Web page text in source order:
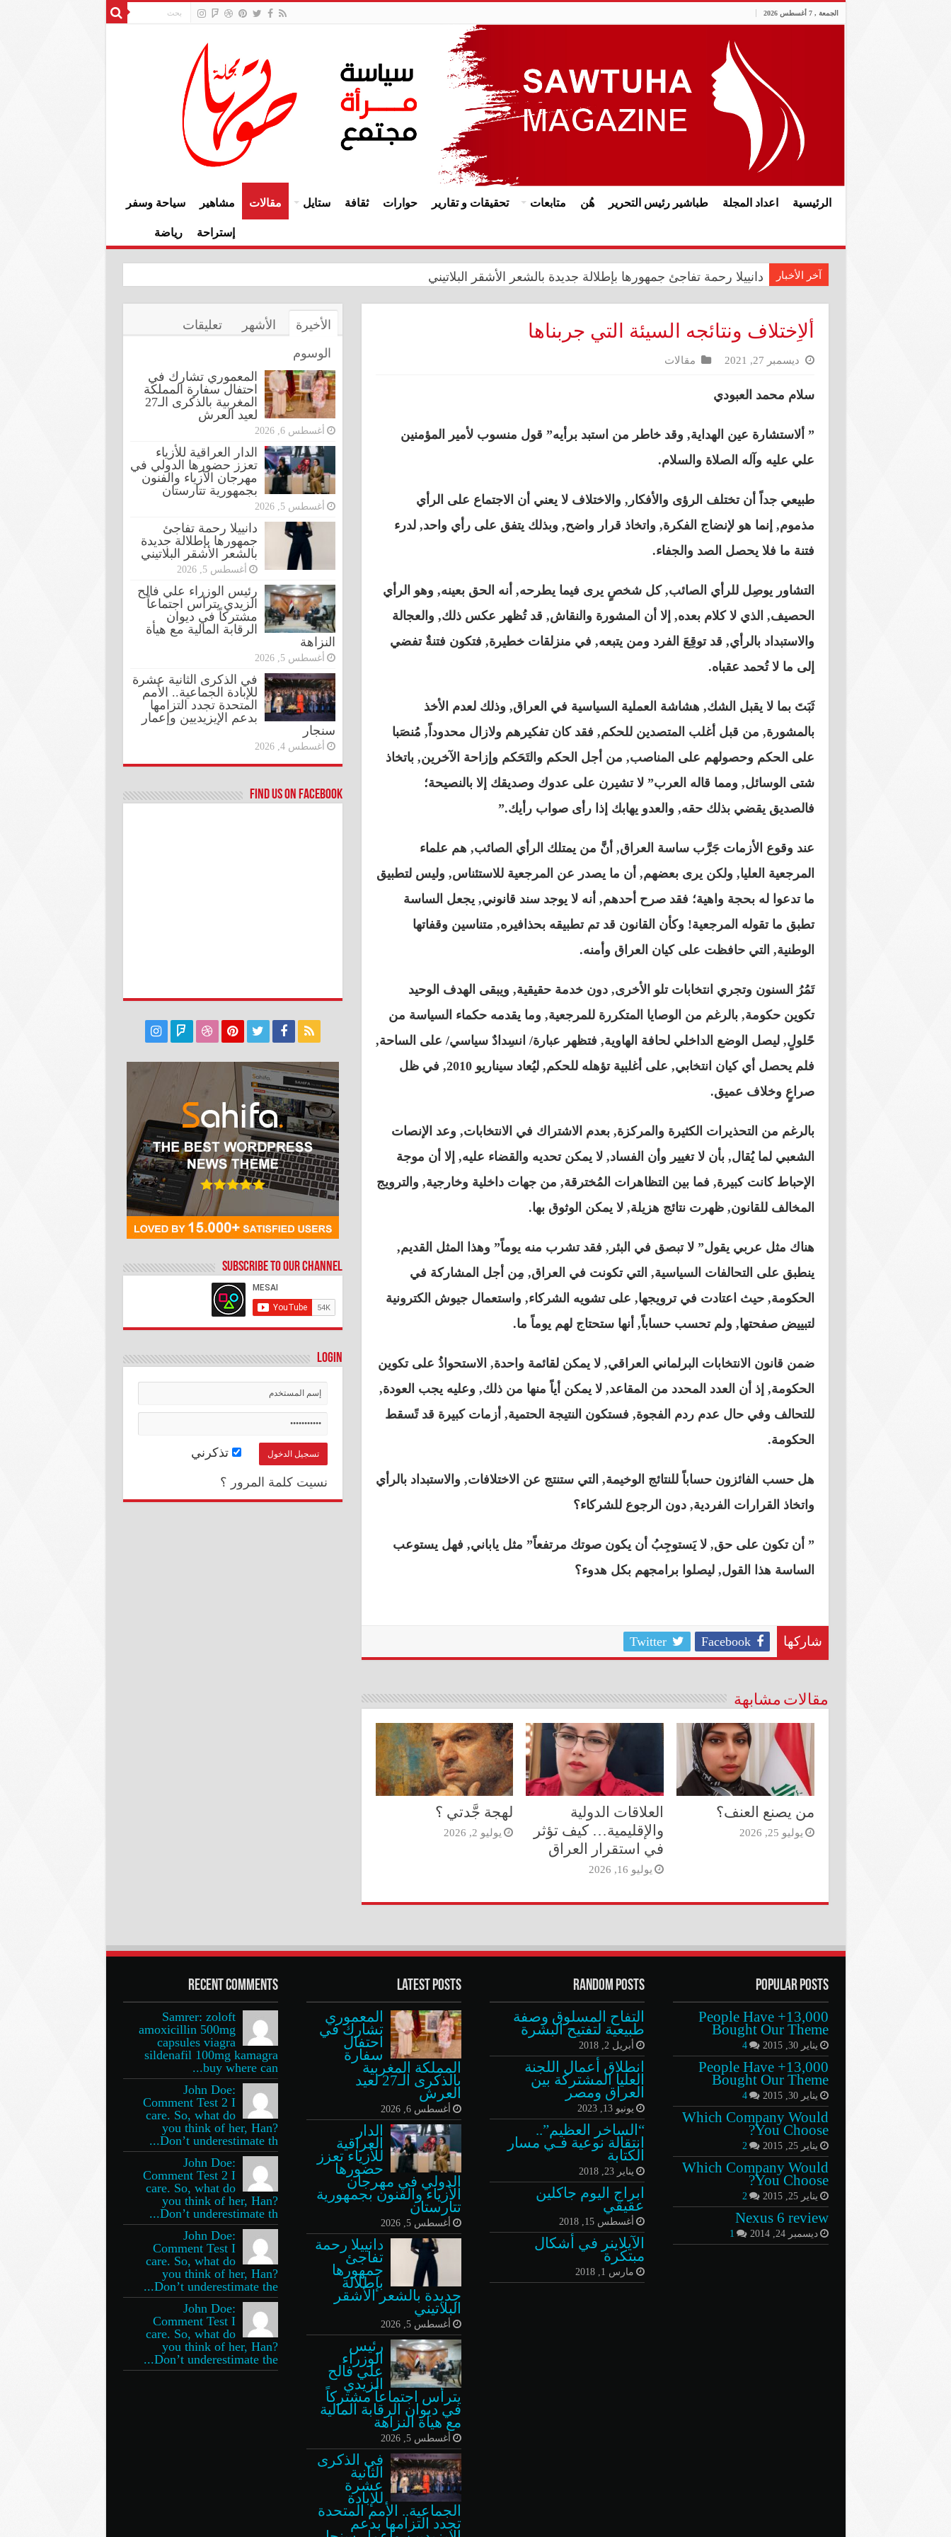
الجمعة , 7 أغسطس 2026
الرئيسية اعداد المجلة طباشير رئيس التحرير هُن متابعات تحقيقات و تقارير حوارات ثقافة ستايل مقالات مشاهير سياحة وسفر
إستراحة رياضة
آخر الأخبار دانييلا رحمة تفاجئ جمهورها بإطلالة جديدة بالشعر الأشقر البلاتيني
رئيس الوزراء علي فالح الزيدي يترأس اجتماعاً مشتركاً في ديوان الرقابة المالية مع هيأة النزاهة
ألاِختلاف ونتائجه السيئة التي جربناها
ديسمبر 27, 2021 مقالات
سلام محمد العبودي
” ألاستشارة عين الهداية, وقد خاطر من استبد برأيه” قول منسوب لأمير المؤمنين
علي عليه وآله الصلاة والسلام.
طبيعي جداً أن تختلف الرؤى والأفكار, والاختلاف لا يعني أن الاجتماع على الرأي
مذموم, إنما هو لإنضاج الفكرة, واتخاذ قرار واضح, وبذلك يتفق على رأي واحد, لدرء
فتنة ما فلا يحصل الصد والجفاء.
التشاور يوصِل للرأي الصائب, كل شخصٍ يرى فيما يطرحه, أنه الحق بعينه, وهو الرأي
الحصيف, الذي لا كلام بعده, إلا أن المشورة والنقاش, قد تُظهر عكس ذلك, والعجالة
والاستبداد بالرأي, قد توقِعَ الفرد ومن يتبعه, في منزلقات خطيرة, فتكون فتنةٌ تفضي
إلى ما لا تُحمد عقباه.
ثَبَتَ بما لا يقبل الشك, هشاشة العملية السياسية في العراق, وذلك لعدم الأخذ
بالمشورة, من قبل أغلب المتصدين للحكم, فقد كان تفكيرهم ولازال محدوداً, مُنصَبا
على الحكم وحصولهم على المناصب, من أجل الحكم والتَحَكم وإزاحة الآخرين, باتخاذ
شتى الوسائل, ومما قاله العرب” لا تشيرن على عدوك وصديقك إلا بالنصيحة؛
فالصديق يقضي بذلك حقه, والعدو يهابك إذا رأى صواب رأيك.”
عند وقوع الأزمات جَرَّب ساسة العراق, أنَّ من يمتلك الرأي الصائب, هم علماء
المرجعية العليا, ولكن يرى بعضهم, أن ما يصدر عن المرجعية للاستئناس, وليس لتطبيق
ما تدعوا له بحجة واهية؛ فقد صرح أحدهم, أنه لا يوجد سند قانوني, يجعل الساسة
تطبق ما تقوله المرجعية! وكأن القانون قد تم تطبيقه بحذافيره, متناسين وقفاتها
الوطنية, التي حافظت على كيان العراق وأمنه.
تَمُرُ السنون وتجري انتخابات تلو الأخرى, دون خدمة حقيقية, ويبقى الهدف الوحيد
تكوين حكومة, بالرغم من الوصايا المتكررة للمرجعية, وما يقدمه حكماء السياسة من
حًلولٍ, ليصل الوضع الداخلي لحافة الهاوية, فتظهر عبارة/ انسِدادٌ سياسي/ على الساحة,
فلم يحصل أي كيان انتخابي, على أغلبية تؤهله للحكم, ليُعاد سيناريو 2010, في ظل
صراعٍ وخلاف عميق.
بالرغم من التحذيرات الكثيرة والمركزة, بعدم الاشتراك في الانتخابات, وعد الإنصات
الشعبي لما يُقال, بأن لا تغيير وأن الفساد, لا يمكن تحديه والقضاء عليه, إلا أن موجة
الإحباط كانت كبيرة, فما بين التظاهرات المُخترقة, من جهات داخلية وخارجية, والترويج
المخالف للقانون, ظهرت نتائج هزيلة, لا يمكن الوثوق بها.
هناك مثل عربي يقول” لا تبصق في البئر, فقد تشرب منه يوماً” وهذا المثل القديم,
ينطبق على التحالفات السياسية, التي تكونت في العراق, مِن أجل المشاركة في
الحكومة, حيث اعتادت في ترويجها, على تشويه الشركاء, واستعمال جيوش الكترونية
لتبييض صفحتها, ولم تحسب حساباً, أنها ستحتاج لهم يوماً ما.
ضمن قانون الانتخابات البرلماني العراقي, لا يمكن لقائمة واحدة, الاستحواذُ على تكوين
الحكومة, إذ أن العدد المحدد من المقاعد, لا يمكن أياً منها من ذلك, وعليه يجب العودة,
للتحالف وفي حال عدم ردم الفجوة, فستكون النتيجة الحتمية, أزمات كبيرة قد تًسقط
الحكومة.
هل حسب الفائزون حساباً للنتائج الوخيمة, التي ستنتج عن الاختلافات, والاستبداد بالرأي
واتخاذ القرارات الفردية, دون الرجوع للشركاء؟
” أن تكون على حق, لا يَستوجِبُ أن يكون صوتك مرتفعاً” مثل ياباني, فهل يستوعب
الساسة هذا القول, ليصلوا برامجهم بكل هدوء؟
شاركها Facebook
Twitter
مقالات مشابهة
من يصنع العنف؟
يوليو 25, 2026
العلاقات الدولية
والإقليمية… كيف تؤثر
في استقرار العراق
يوليو 16, 2026
لهجة جَّدتي ؟
يوليو 2, 2026
الأخيرة الأشهر
تعليقات
الوسوم
المعموري تشارك في
احتفال سفارة المملكة
المغربية بالذكرى الـ27
لعيد العرش
أغسطس 6, 2026
الدار العراقية للأزياء
تعزز حضورها الدولي في
مهرجان الأزياء والفنون
بجمهورية تتارستان
أغسطس 5, 2026
دانييلا رحمة تفاجئ
جمهورها بإطلالة جديدة
بالشعر الأشقر البلاتيني
أغسطس 5, 2026
رئيس الوزراء علي فالح
الزيدي يترأس اجتماعاً
مشتركاً في ديوان
الرقابة المالية مع هيأة
النزاهة
أغسطس 5, 2026
في الذكرى الثانية عشرة
للإبادة الجماعية.. الأمم
المتحدة تجدد التزامها
بدعم الإيزيديين وإعمار
سنجار
أغسطس 4, 2026
Find us on Facebook
Subscribe to our Channel
Login
تذكرني
نسيت كلمة المرور ؟
Popular Posts
13,000+ People Have
Bought Our Theme
يناير 30, 2015 4
13,000+ People Have
Bought Our Theme
يناير 30, 2015 4
Which Company Would
You Choose?
يناير 25, 2015 2
Which Company Would
You Choose?
يناير 25, 2015 2
Nexus 6 review
ديسمبر 24, 2014 1
Random Posts
التفاح المسلوق وصفة
طبيعية لتفتيح البشرة
أبريل 2, 2018
انطلاق أعمال اللجنة
العليا المشتركة بين
العراق ومصر
يونيو 13, 2023
“الساخر العظيم”..
انتقالة نوعية فـي مسار
الكتابة
يناير 23, 2018
ابراج اليوم جاكلين
عقيقي
أغسطس 15, 2018
الآيلاينر في أشكال
مبتكرة
مارس 1, 2018
Latest Posts
المعموري
تشارك في
احتفال
سفارة
المملكة المغربية
بالذكرى الـ27 لعيد
العرش
أغسطس 6, 2026
الدار
العراقية
للأزياء تعزز
حضورها
الدولي في مهرجان
الأزياء والفنون بجمهورية
تتارستان
أغسطس 5, 2026
دانييلا رحمة
تفاجئ
جمهورها
بإطلالة
جديدة بالشعر الأشقر
البلاتيني
أغسطس 5, 2026
رئيس
الوزراء
علي فالح
الزيدي
يترأس اجتماعاً مشتركاً
في ديوان الرقابة المالية
مع هيأة النزاهة
أغسطس 5, 2026
في الذكرى
الثانية
عشرة
للإبادة
الجماعية.. الأمم المتحدة
تجدد التزامها بدعم
Recent Comments
Samrer: zoloft
amoxicillin 500mg
capsules viagra
sildenafil 100mg kamagra
buy where can...
John Doe:
Comment Test 2 I
care. So, what do
you think of her, Han?
Don’t underestimate th...
John Doe:
Comment Test 2 I
care. So, what do
you think of her, Han?
Don’t underestimate th...
John Doe:
Comment Test I
care. So, what do
you think of her, Han?
Don’t underestimate the...
John Doe:
Comment Test I
care. So, what do
you think of her, Han?
Don’t underestimate the...